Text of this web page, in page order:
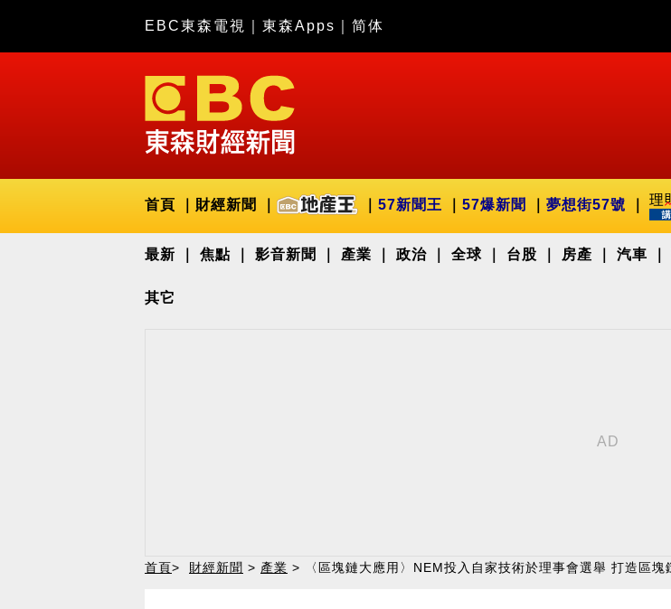
EBC東森電視 東森Apps 简体
首頁 財經新聞 57新聞王 57爆新聞 夢想街57號
最新 焦點 影音新聞 產業 政治 全球 台股 房產 汽車
其它
首頁> 財經新聞 > 產業 > 〈區塊鏈大應用〉NEM投入自家技術於理事會選舉 打造區塊